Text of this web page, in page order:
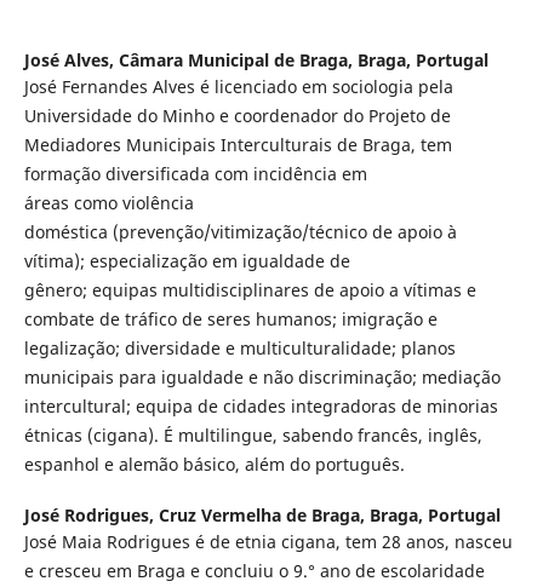
José Alves, Câmara Municipal de Braga, Braga, Portugal
José Fernandes Alves é licenciado em sociologia pela
Universidade do Minho e coordenador do Projeto de
Mediadores Municipais Interculturais de Braga, tem
formação diversificada com incidência em
áreas como violência
doméstica (prevenção/vitimização/técnico de apoio à
vítima); especialização em igualdade de
gênero; equipas multidisciplinares de apoio a vítimas e
combate de tráfico de seres humanos; imigração e
legalização; diversidade e multiculturalidade; planos
municipais para igualdade e não discriminação; mediação
intercultural; equipa de cidades integradoras de minorias
étnicas (cigana). É multilingue, sabendo francês, inglês,
espanhol e alemão básico, além do português.
José Rodrigues, Cruz Vermelha de Braga, Braga, Portugal
José Maia Rodrigues é de etnia cigana, tem 28 anos, nasceu
e cresceu em Braga e concluiu o 9.° ano de escolaridade